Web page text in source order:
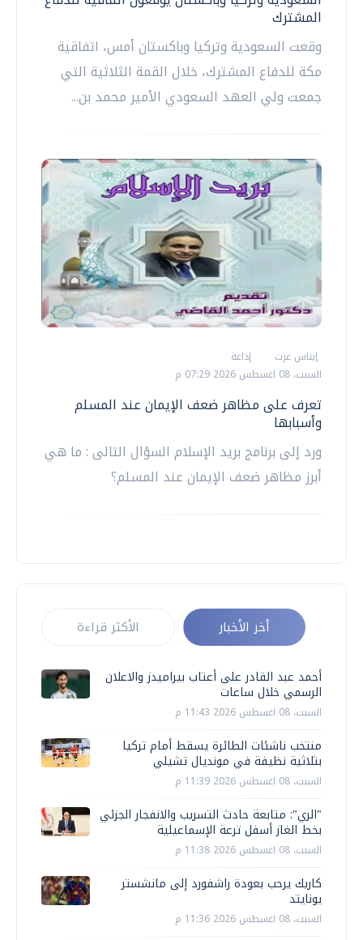
المشترك
وقعت السعودية وتركيا وباكستان أمس، اتفاقية
مكة للدفاع المشترك، خلال القمة الثلاثية التي
جمعت ولي العهد السعودي الأمير محمد بن...
إيناس عزت
إذاعة
السبت، 08 اغسطس 2026 07:29 م
تعرف على مظاهر ضعف الإيمان عند المسلم
وأسبابها
ورد إلى برنامج بريد الإسلام السؤال التالى : ما هي
أبرز مظاهر ضعف الإيمان عند المسلم؟
أخر الأخبار الأكثر قراءة
أحمد عبد القادر على أعتاب بيراميدز والاعلان
الرسمي خلال ساعات
السبت، 08 اغسطس 2026 11:43 م
منتخب ناشئات الطائرة يسقط أمام تركيا
بثلاثية نظيفة في مونديال تشيلي
السبت، 08 اغسطس 2026 11:39 م
"الري": متابعة حادث التسريب والانفجار الجزئي
بخط الغاز أسفل ترعة الإسماعيلية
السبت، 08 اغسطس 2026 11:38 م
كاريك يرحب بعودة راشفورد إلى مانشستر
يونايتد
السبت، 08 اغسطس 2026 11:36 م